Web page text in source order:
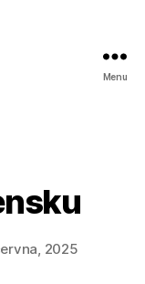
Menu
2025